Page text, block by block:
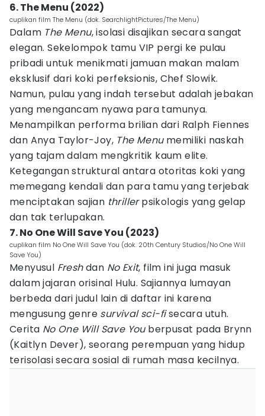
6. The Menu (2022)
cuplikan film The Menu (dok. SearchlightPictures/The Menu)
Dalam The Menu, isolasi disajikan secara sangat
elegan. Sekelompok tamu VIP pergi ke pulau
pribadi untuk menikmati jamuan makan malam
eksklusif dari koki perfeksionis, Chef Slowik.
Namun, pulau yang indah tersebut adalah jebakan
yang mengancam nyawa para tamunya.
Menampilkan performa brilian dari Ralph Fiennes
dan Anya Taylor-Joy, The Menumemiliki naskah
yang tajam dalam mengkritik kaum elite.
Ketegangan struktural antara otoritas koki yang
memegang kendali dan para tamu yang terjebak
menciptakan sajian thrillerpsikologis yang gelap
dan tak terlupakan.
7. No One Will Save You (2023)
cuplikan film No One Will Save You (dok. 20th Century Studios/No One Will
Save You)
Menyusul Freshdan No Exit, film ini juga masuk
dalam jajaran orisinal Hulu. Sajiannya lumayan
berbeda dari judul lain di daftar ini karena
mengusung genre survival sci-fisecara utuh.
Cerita No One Will Save Youberpusat pada Brynn
(Kaitlyn Dever), seorang perempuan yang hidup
terisolasi secara sosial di rumah masa kecilnya.